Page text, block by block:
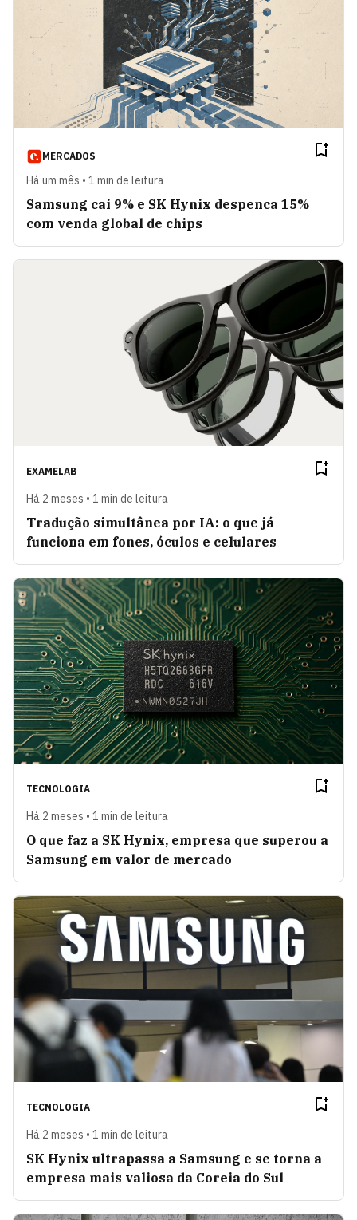
MERCADOS
Há um mês • 1 min de leitura
Samsung cai 9% e SK Hynix despenca 15%
com venda global de chips
EXAMELAB
Há 2 meses • 1 min de leitura
Tradução simultânea por IA: o que já
funciona em fones, óculos e celulares
TECNOLOGIA
Há 2 meses • 1 min de leitura
O que faz a SK Hynix, empresa que superou a
Samsung em valor de mercado
TECNOLOGIA
Há 2 meses • 1 min de leitura
SK Hynix ultrapassa a Samsung e se torna a
empresa mais valiosa da Coreia do Sul